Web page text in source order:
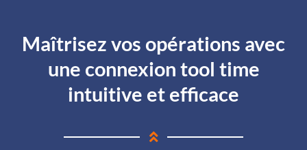
Maîtrisez vos opérations avec
une connexion tool time
intuitive et efficace